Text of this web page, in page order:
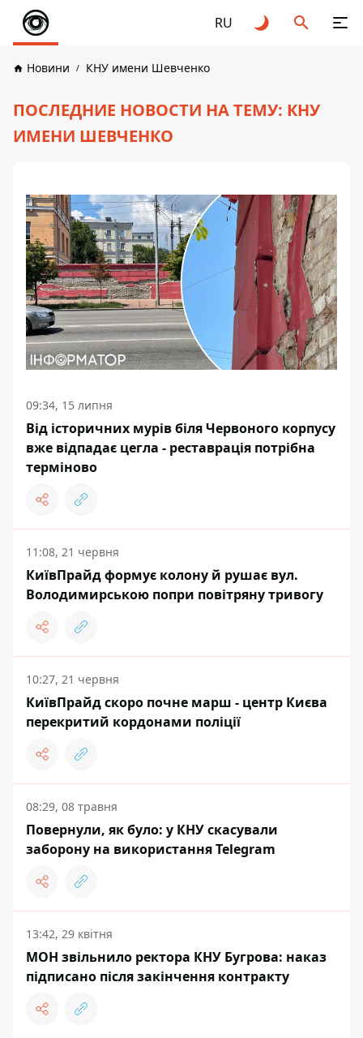
RU
Новини КНУ имени Шевченко
ПОСЛЕДНИЕ НОВОСТИ НА ТЕМУ: КНУ
ИМЕНИ ШЕВЧЕНКО
09:34, 15 липня
Від історичних мурів біля Червоного корпусу
вже відпадає цегла - реставрація потрібна
терміново
11:08, 21 червня
КиївПрайд формує колону й рушає вул.
Володимирською попри повітряну тривогу
10:27, 21 червня
КиївПрайд скоро почне марш - центр Києва
перекритий кордонами поліції
08:29, 08 травня
Повернули, як було: у КНУ скасували
заборону на використання Telegram
13:42, 29 квітня
МОН звільнило ректора КНУ Бугрова: наказ
підписано після закінчення контракту